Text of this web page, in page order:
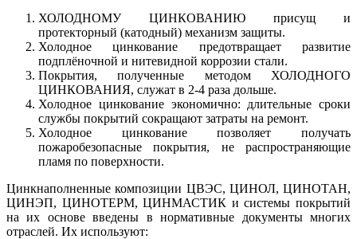
ХОЛОДНОМУ ЦИНКОВАНИЮ присущ и
протекторный (катодный) механизм защиты.
Холодное цинкование предотвращает развитие
подплёночной и нитевидной коррозии стали.
Покрытия, полученные методом ХОЛОДНОГО
ЦИНКОВАНИЯ, служат в 2-4 раза дольше.
Холодное цинкование экономично: длительные сроки
службы покрытий сокращают затраты на ремонт.
Холодное цинкование позволяет получать
пожаробезопасные покрытия, не распространяющие
пламя по поверхности.
Цинкнаполненные композиции ЦВЭС, ЦИНОЛ, ЦИНОТАН,
ЦИНЭП, ЦИНОТЕРМ, ЦИНМАСТИК и системы покрытий
на их основе введены в нормативные документы многих
отраслей. Их используют: